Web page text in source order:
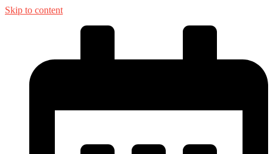
Skip to content